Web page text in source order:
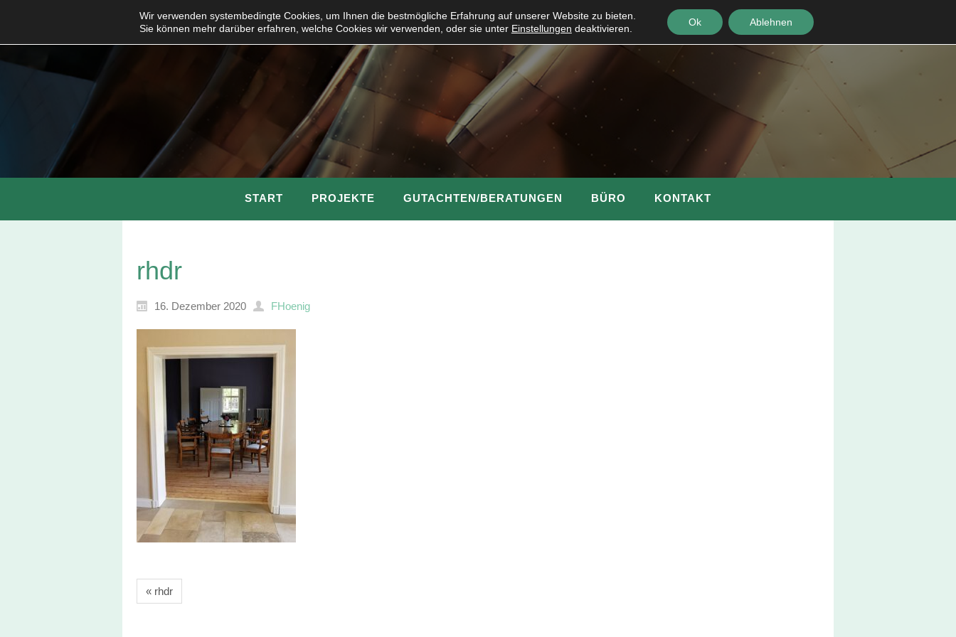
START PROJEKTE GUTACHTEN/BERATUNGEN BÜRO KONTAKT
rhdr
16. Dezember 2020 FHoenig
« rhdr
Wir verwenden systembedingte Cookies, um Ihnen die bestmögliche Erfahrung auf unserer Website zu bieten.
Sie können mehr darüber erfahren, welche Cookies wir verwenden, oder sie unter Einstellungen deaktivieren.
Ok Ablehnen